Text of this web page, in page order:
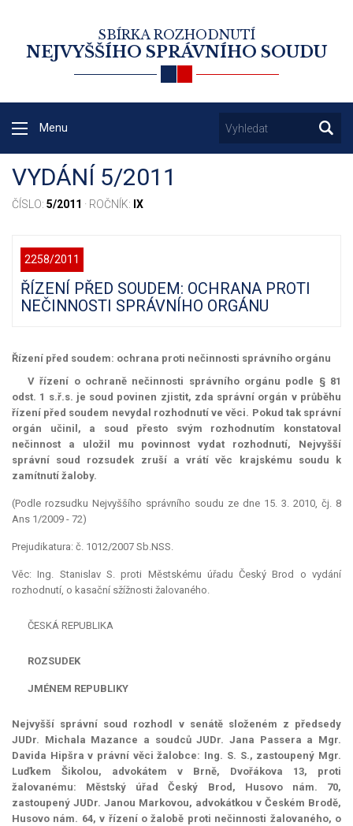
SBÍRKA ROZHODNUTÍ
NEJVYŠŠÍHO SPRÁVNÍHO SOUDU
Menu
VYDÁNÍ 5/2011
ČÍSLO: 5/2011 · ROČNÍK: IX
2258/2011
ŘÍZENÍ PŘED SOUDEM: OCHRANA PROTI
NEČINNOSTI SPRÁVNÍHO ORGÁNU
Řízení před soudem: ochrana proti nečinnosti správního orgánu
V řízení o ochraně nečinnosti správního orgánu podle § 81
odst. 1 s.ř.s. je soud povinen zjistit, zda správní orgán v průběhu
řízení před soudem nevydal rozhodnutí ve věci. Pokud tak správní
orgán učinil, a soud přesto svým rozhodnutím konstatoval
nečinnost a uložil mu povinnost vydat rozhodnutí, Nejvyšší
správní soud rozsudek zruší a vrátí věc krajskému soudu k
zamítnutí žaloby.
(Podle rozsudku Nejvyššího správního soudu ze dne 15. 3. 2010, čj. 8
Ans 1/2009 - 72)
Prejudikatura: č. 1012/2007 Sb.NSS.
Věc: Ing. Stanislav S. proti Městskému úřadu Český Brod o vydání
rozhodnutí, o kasační sžížnosti žalovaného.
ČESKÁ REPUBLIKA
ROZSUDEK
JMÉNEM REPUBLIKY
Nejvyšší správní soud
rozhodl v senátě složeném z předsedy
JUDr. Michala Mazance a soudců JUDr. Jana Passera a Mgr.
Davida Hipšra v právní věci žalobce: Ing. S. S., zastoupený Mgr.
Luďkem Šikolou, advokátem v Brně, Dvořákova 13, proti
žalovanému: Městský úřad Český Brod , Husovo nám. 70,
zastoupený JUDr. Janou Markovou, advokátkou v Českém Brodě,
Husovo nám. 64, v řízení o žalobě proti nečinnosti žalovaného, o